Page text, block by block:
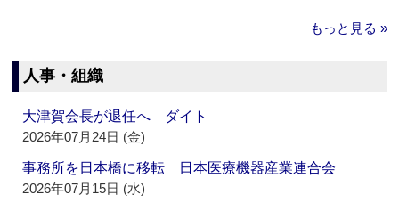
もっと見る »
人事・組織
大津賀会長が退任へ ダイト
2026年07月24日 (金)
事務所を日本橋に移転 日本医療機器産業連合会
2026年07月15日 (水)